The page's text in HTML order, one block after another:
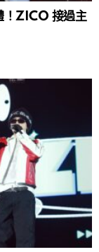
！ZICO 接過主